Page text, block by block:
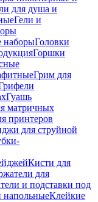
для душа и
Гели и
наборыГоловки
Горшки
Грим для
Гуашь
матричных
принтеров
для струйной
Кисти для
для
и подставки под
напольныеКлейкие